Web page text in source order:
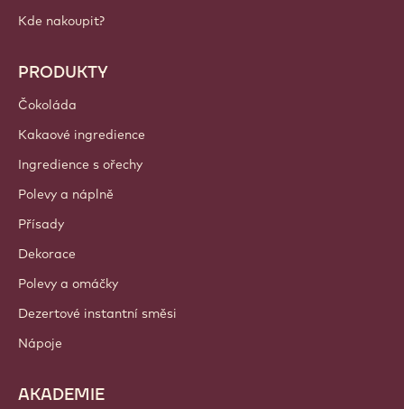
Kde nakoupit?
PRODUKTY
Čokoláda
Kakaové ingredience
Ingredience s ořechy
Polevy a náplně
Přísady
Dekorace
Polevy a omáčky
Dezertové instantní směsi
Nápoje
AKADEMIE